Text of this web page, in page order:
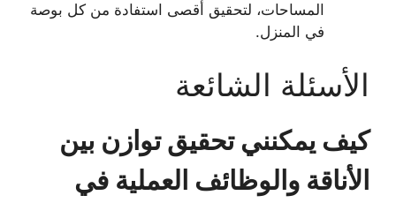
المساحات، لتحقيق أقصى استفادة من كل بوصة
في المنزل.
الأسئلة الشائعة
كيف يمكنني تحقيق توازن بين
الأناقة والوظائف العملية في